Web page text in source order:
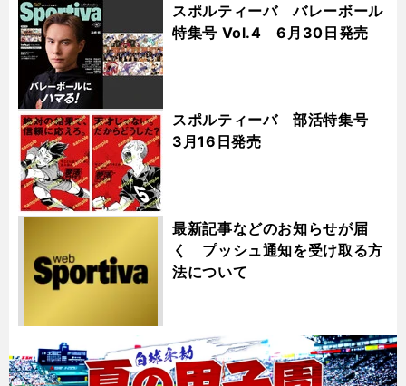
スポルティーバ バレーボール
特集号 Vol.4 6月30日発売
スポルティーバ 部活特集号
3月16日発売
最新記事などのお知らせが届
く プッシュ通知を受け取る方
法について